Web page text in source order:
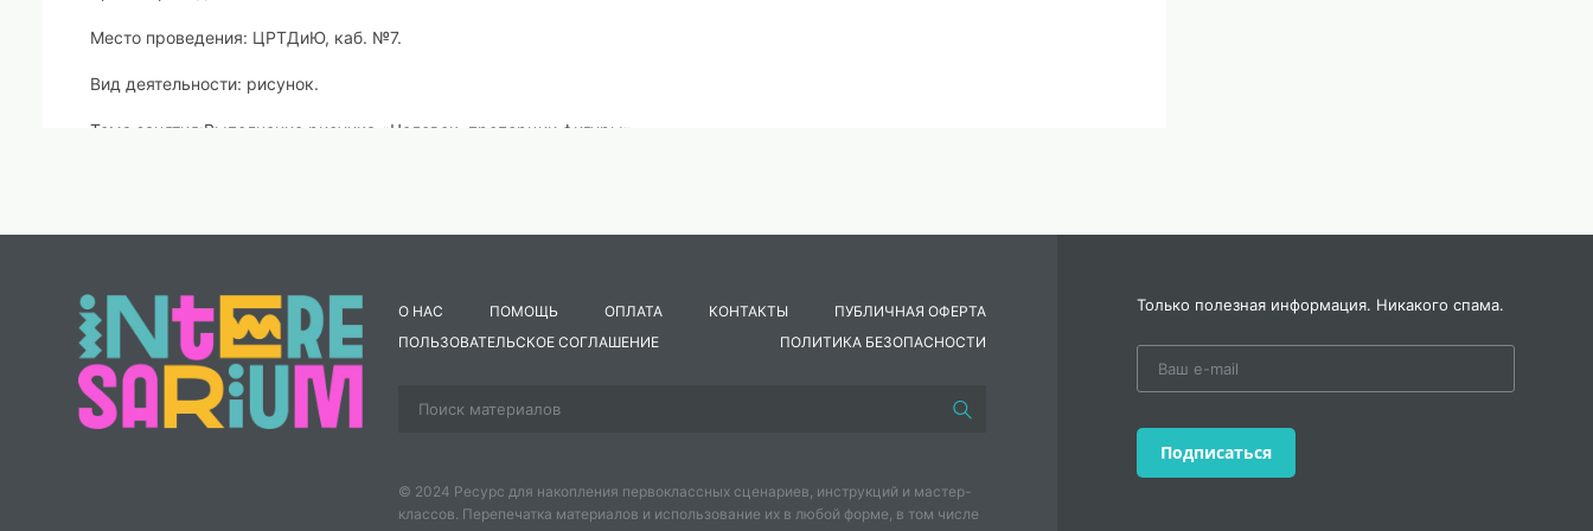
Место проведения: ЦРТДиЮ, каб. №7.
Вид деятельности: рисунок.
Тема занятия:Выполнение рисунка «Человек, пропорции фигуры».
предметные:
- ознакомить с основными пропорциями человеческой фигуры;
- научить рисовать фигуру человека по представлению;
метапредметные:
- проанализировать пропорции фигур разных людей (в зависимости от возраста, типажа, конституции и др.)
О НАС ПОМОЩЬ ОПЛАТА КОНТАКТЫ
ПУБЛИЧНАЯ ОФЕРТА
ПОЛЬЗОВАТЕЛЬСКОЕ СОГЛАШЕНИЕ
ПОЛИТИКА БЕЗОПАСНОСТИ
© 2024 Ресурс для накопления первоклассных сценариев, инструкций и мастер-
классов. Перепечатка материалов и использование их в любой форме, в том числе
Только полезная информация. Никакого спама.
Подписаться